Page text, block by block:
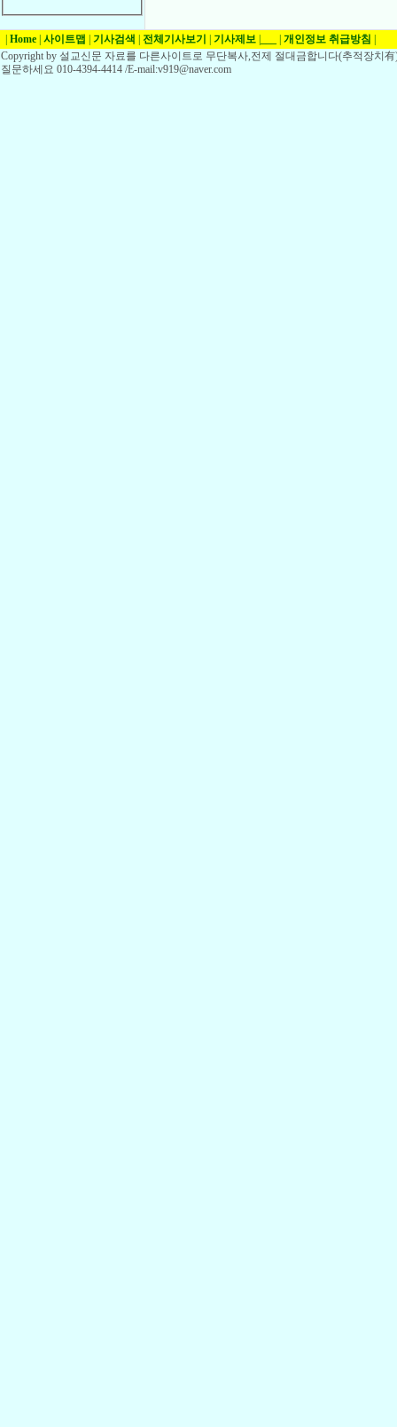
Home 사이트맵 기사검색 전체기사보기 기사제보 개인정보 취급방침
Copyright by 설교신문 자료를 다른사이트로 무단복사,전제 절대금합니다(추적장치
질문하세요 010-4394-4414 /E-mail:v919@naver.com